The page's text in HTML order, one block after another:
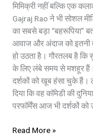
मिमिक्री नहीं बल्कि एक
Gajraj Rao ने भी सोशल
का सबसे बड़ा “बहरूपिया”
आवाज और अंदाज को इतनी
हो उठता है। गौरतलब है कि
के लिए लंबे समय से मशहूर
दर्शकों को खूब हंसा चुके हैं।
दिया कि वह कॉमेडी की
परफॉर्मेंस आज भी दर्शकों
Read More »